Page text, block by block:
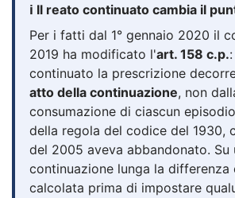
ℹ️ Il reato continuato cambia il
Per i fatti dal 1° gennaio 2020 il
2019 ha modificato l'art. 158 c.p.
continuato la prescrizione
atto della continuazione, non
consumazione di ciascun
della regola del codice del 1930,
del 2005 aveva abbandonato. Su
continuazione lunga la differenza
calcolata prima di impostare